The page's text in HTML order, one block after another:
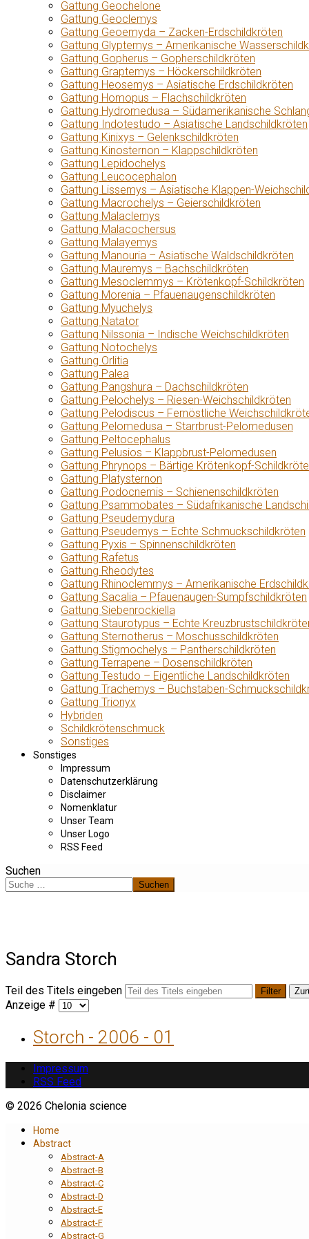
Gattung Geochelone
Gattung Geoclemys
Gattung Geoemyda – Zacken-Erdschildkröten
Gattung Glyptemys – Amerikanische
Gattung Gopherus – Gopherschildkröten
Gattung Graptemys – Höckerschildkröten
Gattung Heosemys – Asiatische Erdschildkröten
Gattung Homopus – Flachschildkröten
Gattung Hydromedusa – Südamerikanische
Gattung Indotestudo – Asiatische Landschildkröten
Gattung Kinixys – Gelenkschildkröten
Gattung Kinosternon – Klappschildkröten
Gattung Lepidochelys
Gattung Leucocephalon
Gattung Lissemys – Asiatische Klappen-
Gattung Macrochelys – Geierschildkröten
Gattung Malaclemys
Gattung Malacochersus
Gattung Malayemys
Gattung Manouria – Asiatische Waldschildkröten
Gattung Mauremys – Bachschildkröten
Gattung Mesoclemmys – Krötenkopf-Schildkröten
Gattung Morenia – Pfauenaugenschildkröten
Gattung Myuchelys
Gattung Natator
Gattung Nilssonia – Indische Weichschildkröten
Gattung Notochelys
Gattung Orlitia
Gattung Palea
Gattung Pangshura – Dachschildkröten
Gattung Pelochelys – Riesen-Weichschildkröten
Gattung Pelodiscus – Fernöstliche
Gattung Pelomedusa – Starrbrust-Pelomedusen
Gattung Peltocephalus
Gattung Pelusios – Klappbrust-Pelomedusen
Gattung Phrynops – Bärtige Krötenkopf-
Gattung Platysternon
Gattung Podocnemis – Schienenschildkröten
Gattung Psammobates – Südafrikanische
Gattung Pseudemydura
Gattung Pseudemys – Echte Schmuckschildkröten
Gattung Pyxis – Spinnenschildkröten
Gattung Rafetus
Gattung Rheodytes
Gattung Rhinoclemmys – Amerikanische
Gattung Sacalia – Pfauenaugen-Sumpfschildkröten
Gattung Siebenrockiella
Gattung Staurotypus – Echte
Gattung Sternotherus – Moschusschildkröten
Gattung Stigmochelys – Pantherschildkröten
Gattung Terrapene – Dosenschildkröten
Gattung Testudo – Eigentliche Landschildkröten
Gattung Trachemys – Buchstaben-
Gattung Trionyx
Hybriden
Schildkrötenschmuck
Sonstiges
Sonstiges
Impressum
Datenschutzerklärung
Disclaimer
Nomenklatur
Unser Team
Unser Logo
RSS Feed
Suchen
Suchen
Sandra Storch
Teil des Titels eingeben Filter
Anzeige #
Storch - 2006 - 01
Impressum
RSS Feed
© 2026 Chelonia science
Home
Abstract
Abstract-A
Abstract-B
Abstract-C
Abstract-D
Abstract-E
Abstract-F
Abstract-G